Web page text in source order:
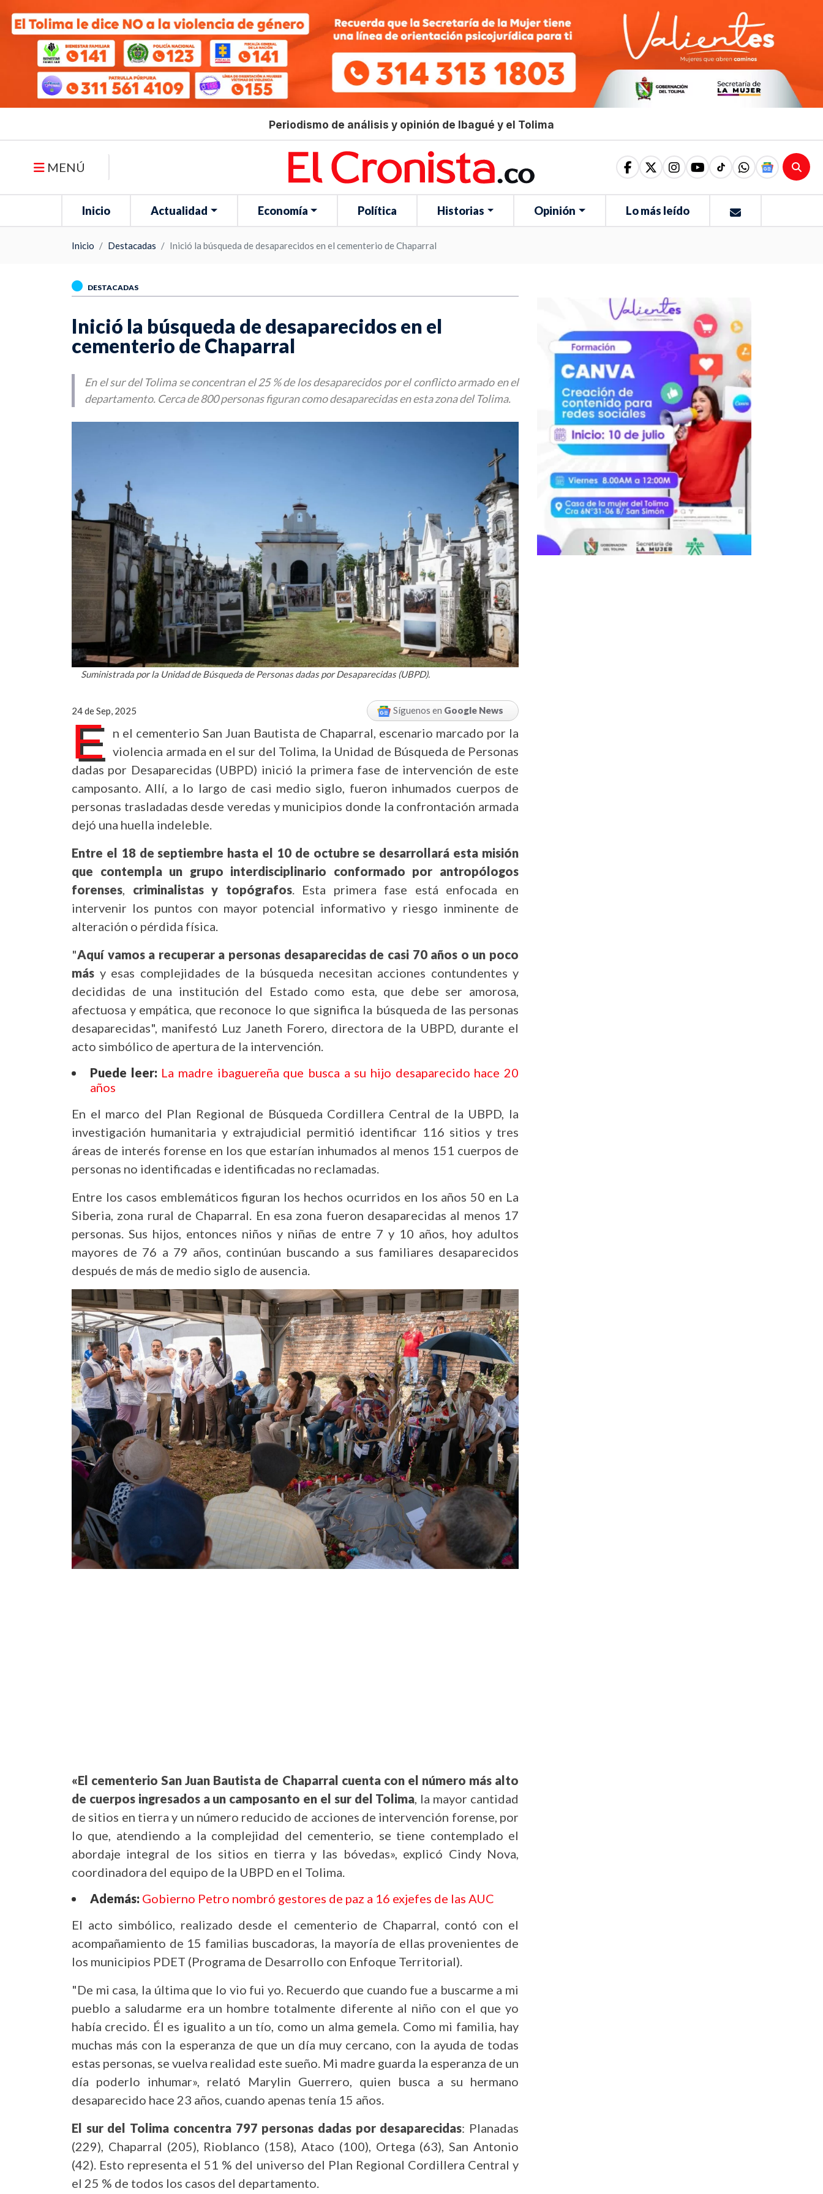
Periodismo de análisis y opinión de Ibagué y el Tolima
MENÚ
Inicio Actualidad Economía Política Historias Opinión Lo más leído
Inicio Destacadas Inició la búsqueda de desaparecidos en el cementerio de Chaparral
DESTACADAS
Inició la búsqueda de desaparecidos en el
cementerio de Chaparral
En el sur del Tolima se concentran el 25 % de los desaparecidos por el conflicto armado en el
departamento. Cerca de 800 personas figuran como desaparecidas en esta zona del Tolima.
Suministrada por la Unidad de Búsqueda de Personas dadas por Desaparecidas (UBPD).
24 de Sep, 2025 Síguenos en Google News
E
n el cementerio San Juan Bautista de Chaparral, escenario marcado por la
violencia armada en el sur del Tolima, la Unidad de Búsqueda de Personas
dadas por Desaparecidas (UBPD) inició la primera fase de intervención de este
camposanto. Allí, a lo largo de casi medio siglo, fueron inhumados cuerpos de
personas trasladadas desde veredas y municipios donde la confrontación armada
dejó una huella indeleble.
Entre el 18 de septiembre hasta el 10 de octubre se desarrollará esta misión
que contempla un grupo interdisciplinario conformado por antropólogos
forenses, criminalistas y topógrafos. Esta primera fase está enfocada en
intervenir los puntos con mayor potencial informativo y riesgo inminente de
alteración o pérdida física.
"Aquí vamos a recuperar a personas desaparecidas de casi 70 años o un poco
más y esas complejidades de la búsqueda necesitan acciones contundentes y
decididas de una institución del Estado como esta, que debe ser amorosa,
afectuosa y empática, que reconoce lo que significa la búsqueda de las personas
desaparecidas", manifestó Luz Janeth Forero, directora de la UBPD, durante el
acto simbólico de apertura de la intervención.
Puede leer: La madre ibaguereña que busca a su hijo desaparecido hace 20
años
En el marco del Plan Regional de Búsqueda Cordillera Central de la UBPD, la
investigación humanitaria y extrajudicial permitió identificar 116 sitios y tres
áreas de interés forense en los que estarían inhumados al menos 151 cuerpos de
personas no identificadas e identificadas no reclamadas.
Entre los casos emblemáticos figuran los hechos ocurridos en los años 50 en La
Siberia, zona rural de Chaparral. En esa zona fueron desaparecidas al menos 17
personas. Sus hijos, entonces niños y niñas de entre 7 y 10 años, hoy adultos
mayores de 76 a 79 años, continúan buscando a sus familiares desaparecidos
después de más de medio siglo de ausencia.
«El cementerio San Juan Bautista de Chaparral cuenta con el número más alto
de cuerpos ingresados a un camposanto en el sur del Tolima , la mayor cantidad
de sitios en tierra y un número reducido de acciones de intervención forense, por
lo que, atendiendo a la complejidad del cementerio, se tiene contemplado el
abordaje integral de los sitios en tierra y las bóvedas», explicó Cindy Nova,
coordinadora del equipo de la UBPD en el Tolima.
Además: Gobierno Petro nombró gestores de paz a 16 exjefes de las AUC
El acto simbólico, realizado desde el cementerio de Chaparral, contó con el
acompañamiento de 15 familias buscadoras, la mayoría de ellas provenientes de
los municipios PDET (Programa de Desarrollo con Enfoque Territorial).
"De mi casa, la última que lo vio fui yo. Recuerdo que cuando fue a buscarme a mi
pueblo a saludarme era un hombre totalmente diferente al niño con el que yo
había crecido. Él es igualito a un tío, como un alma gemela. Como mi familia, hay
muchas más con la esperanza de que un día muy cercano, con la ayuda de todas
estas personas, se vuelva realidad este sueño. Mi madre guarda la esperanza de un
día poderlo inhumar», relató Marylin Guerrero, quien busca a su hermano
desaparecido hace 23 años, cuando apenas tenía 15 años.
El sur del Tolima concentra 797 personas dadas por desaparecidas: Planadas
(229), Chaparral (205), Rioblanco (158), Ataco (100), Ortega (63), San Antonio
(42). Esto representa el 51 % del universo del Plan Regional Cordillera Central y
el 25 % de todos los casos del departamento.